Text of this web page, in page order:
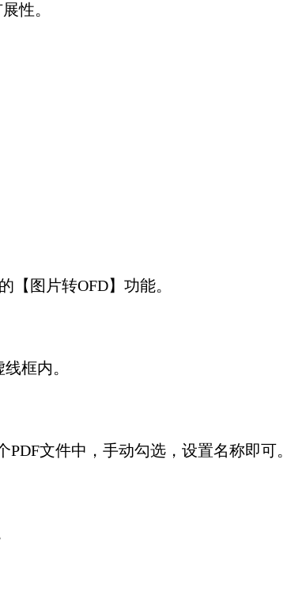
性。
【图片转OFD】功能。
框内。
PDF文件中，手动勾选，设置名称即可